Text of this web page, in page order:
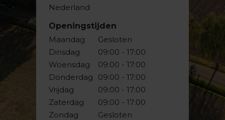
Nederland
Openingstijden
Maandag
Dinsdag
Woensdag
Donderdag
Vrijdag
Zaterdag
Zondag
Gesloten
09:00 - 17:00
09:00 - 17:00
09:00 - 17:00
09:00 - 17:00
09:00 - 17:00
Gesloten